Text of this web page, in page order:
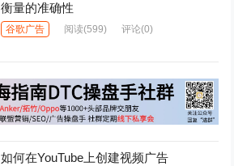
衡量的准确性
谷歌广告 阅读(599) 评论(0)
如何在YouTube上创建视频广告